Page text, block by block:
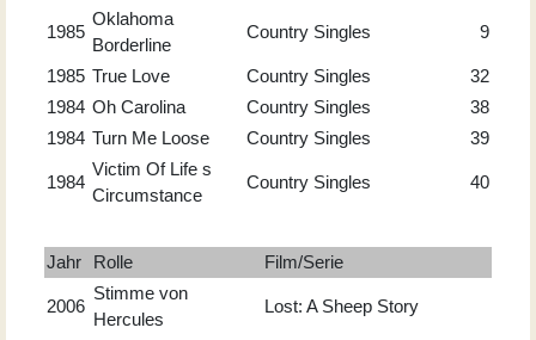
1985
Oklahoma
Borderline
Country Singles 9
1985 True Love Country Singles
32
1984 Oh Carolina Country Singles
38
1984 Turn Me Loose Country Singles 39
1984
Victim Of Life s
Circumstance
Country Singles 40
Jahr Rolle Film/Serie
2006
Stimme von
Hercules
Lost: A Sheep Story